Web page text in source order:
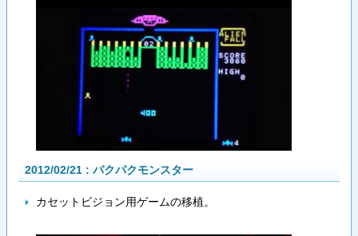
2012/02/21 : パクパクモンスター
カセットビジョン用ゲームの移植。